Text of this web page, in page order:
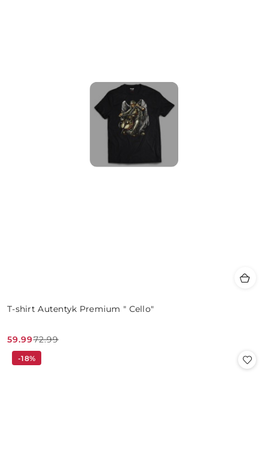
T-shirt Autentyk Premium " Cello"
Cena
promocyjna:
59.99
Cena
przed
72.99
-18%